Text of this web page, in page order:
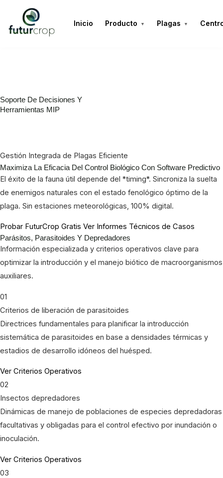
Inicio Producto ▼ Plagas ▼
Soporte De Decisiones Y
Herramientas MIP
Gestión Integrada de Plagas Eficiente
Maximiza La Eficacia Del Control Biológico Con Software Predictivo
El éxito de la fauna útil depende del *timing*. Sincroniza la suelta
de enemigos naturales con el estado fenológico óptimo de la
plaga. Sin estaciones meteorológicas, 100% digital.
Probar FuturCrop Gratis Ver Informes Técnicos de Casos
Parásitos, Parasitoides Y Depredadores
Información especializada y criterios operativos clave para
optimizar la introducción y el manejo biótico de macroorganismos
auxiliares.
01
Criterios de liberación de parasitoides
Directrices fundamentales para planificar la introducción
sistemática de parasitoides en base a densidades térmicas y
estadios de desarrollo idóneos del huésped.
Ver Criterios Operativos
02
Insectos depredadores
Dinámicas de manejo de poblaciones de especies depredadoras
facultativas y obligadas para el control efectivo por inundación o
inoculación.
Ver Criterios Operativos
03